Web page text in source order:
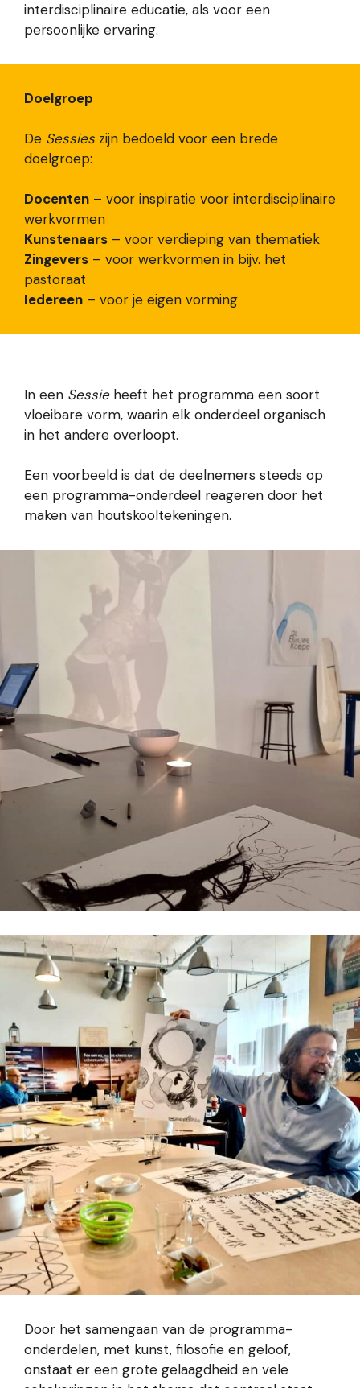
interdisciplinaire educatie, als voor een
persoonlijke ervaring.
Doelgroep
De Sessies zijn bedoeld voor een brede
doelgroep:
Docenten – voor inspiratie voor interdisciplinaire
werkvormen
Kunstenaars – voor verdieping van thematiek
Zingevers – voor werkvormen in bijv. het
pastoraat
Iedereen – voor je eigen vorming
In een Sessieheeft het programma een soort
vloeibare vorm, waarin elk onderdeel organisch
in het andere overloopt.
Een voorbeeld is dat de deelnemers steeds op
een programma-onderdeel reageren door het
maken van houtskooltekeningen.
Door het samengaan van de programma-
onderdelen, met kunst, filosofie en geloof,
onstaat er een grote gelaagdheid en vele